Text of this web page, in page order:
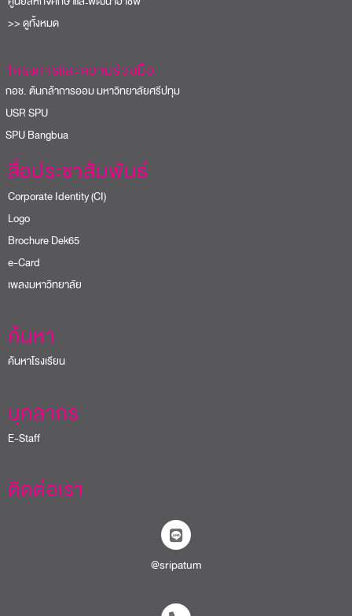
ศูนย์สหกิจศึกษาและพัฒนาอาชีพ
>> ดูทั้งหมด
โครงการและความร่วมมือ
ช. ต้นกล้าการออม มหาวิทยาลัยศรีปทุม
SPU
Bangbua
สื่อประชาสัมพันธ์
Corporate Identity (CI)
Logo
Brochure Dek65
e-Card
เพลงมหาวิทยาลัย
ค้นหา
ค้นหาโรงเรียน
บุคลากร
E-Staff
ติดต่อเรา
@sripatum